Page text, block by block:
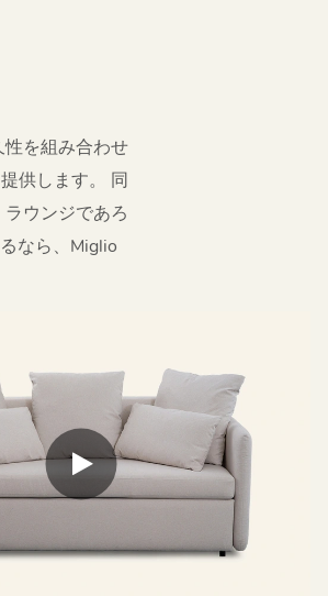
を組み合わせ
供します。 同
ウンジであろ
なら、Miglio